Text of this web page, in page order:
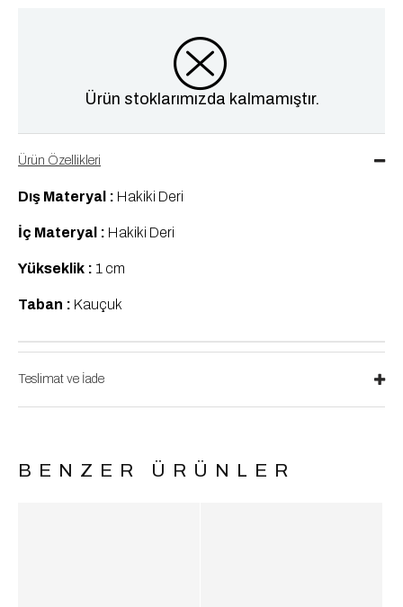
Ürün stoklarımızda kalmamıştır.
Ürün Özellikleri
Dış Materyal : Hakiki Deri
İç Materyal : Hakiki Deri
Yükseklik : 1 cm
Taban : Kauçuk
Teslimat ve İade
BENZER ÜRÜNLER